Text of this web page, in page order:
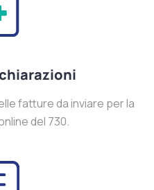
fatture da inviare per la
del 730.